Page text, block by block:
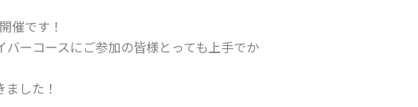
催です！
ーコースにご参加の皆様とっても上手でか
した！